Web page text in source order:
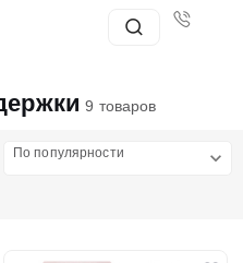
9 товаров
По популярности